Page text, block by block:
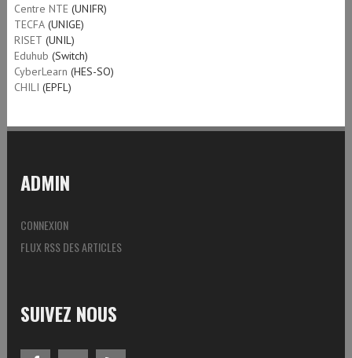
Centre NTE(UNIFR)
TECFA(UNIGE)
RISET (UNIL)
Eduhub (Switch)
CyberLearn (HES-SO)
CHILI (EPFL)
ADMIN
CONNEXION
FLUX RSS DES ARTICLES
SUIVEZ NOUS